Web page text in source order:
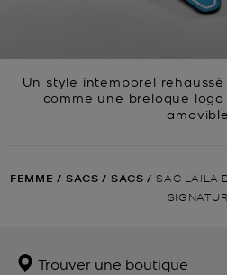
Un style intemporel
comme une breloque
FEMME / SACS / SACS / SAC LAILA
Trouver une boutique